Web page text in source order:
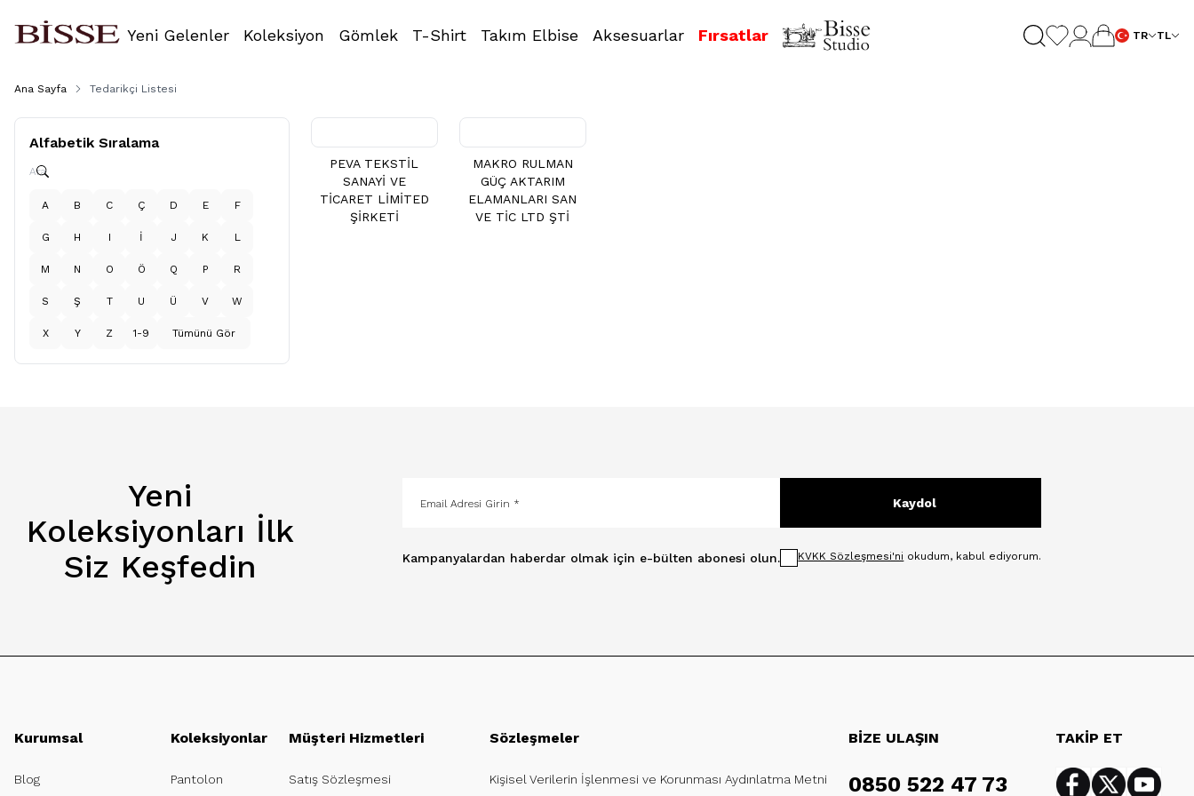
Yeni Gelenler Koleksiyon Gömlek T-Shirt Takım Elbise Aksesuarlar Fırsatlar TR TL
Ana Sayfa Tedarikçi Listesi
Alfabetik Sıralama
A B C Ç D E F
G H I İ J K L
M N O Ö Q P R
S Ş T U Ü V W
X Y Z 1-9 Tümünü Gör
PEVA TEKSTİL
SANAYİ VE
TİCARET LİMİTED
ŞİRKETİ
MAKRO RULMAN
GÜÇ AKTARIM
ELAMANLARI SAN
VE TİC LTD ŞTİ
Yeni
Koleksiyonları İlk
Siz Keşfedin
Kampanyalardan haberdar olmak için e-bülten abonesi olun.
Kaydol
KVKK Sözleşmesi'ni okudum, kabul ediyorum.
Kurumsal
Blog
Koleksiyonlar
Pantolon
Müşteri Hizmetleri
Satış Sözleşmesi
Sözleşmeler
Kişisel Verilerin İşlenmesi ve Korunması Aydınlatma Metni
BİZE ULAŞIN
0850 522 47 73
TAKİP ET